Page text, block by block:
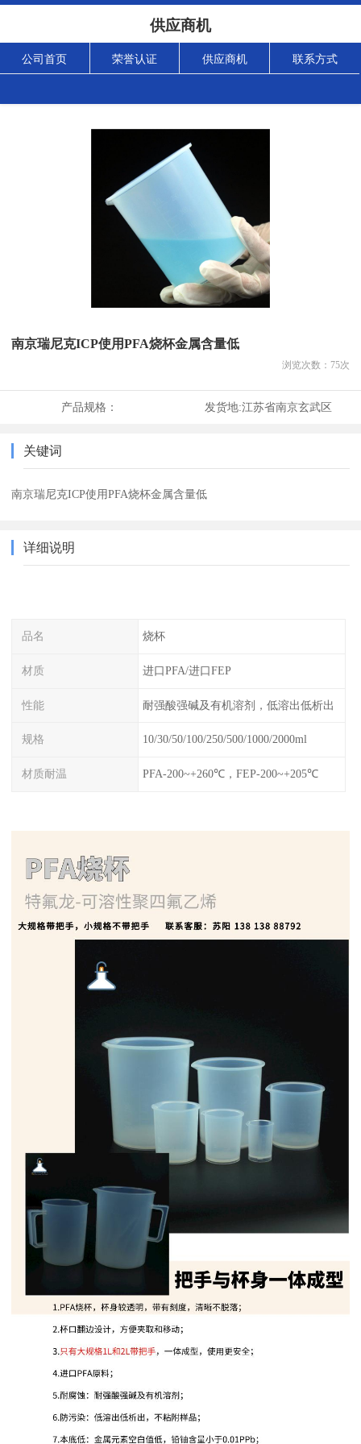
供应商机
公司首页 荣誉认证 供应商机 联系方式
南京瑞尼克ICP使用PFA烧杯金属含量低
浏览次数： 75次
产品规格： 发货地:江苏省南京玄武区
关键词
南京瑞尼克ICP使用PFA烧杯金属含量低
详细说明
品名 烧杯
材质 进口PFA/进口FEP
性能 耐强酸强碱及有机溶剂，低溶出低析出
规格 10/30/50/100/250/500/1000/2000ml
材质耐温 PFA-200~+260℃，FEP-200~+205℃